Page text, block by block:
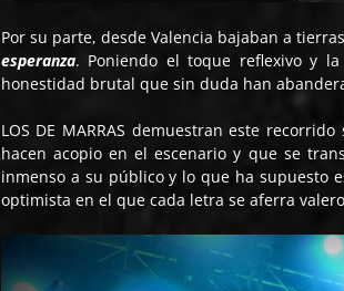
Por su parte, desde Valencia bajaban a
esperanza. Poniendo el toque reflexivo y
honestidad brutal que sin duda han
LOS DE MARRAS demuestran este
hacen acopio en el escenario y que se
inmenso a su público y lo que ha supuesto
optimista en el que cada letra se aferra